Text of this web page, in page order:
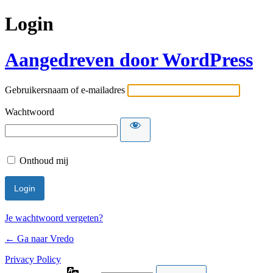
Login
Aangedreven door WordPress
Gebruikersnaam of e-mailadres
Wachtwoord
Onthoud mij
Je wachtwoord vergeten?
← Ga naar Vredo
Privacy Policy